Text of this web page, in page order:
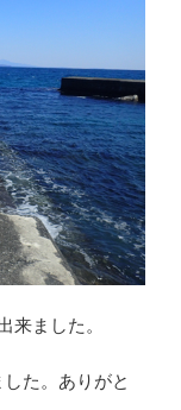
来ました。
た。ありがと